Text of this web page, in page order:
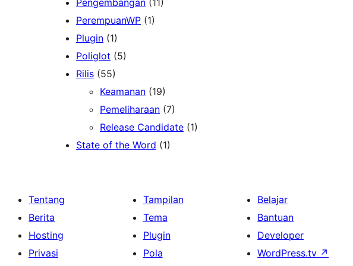
PerempuanWP (1)
Plugin (1)
Poliglot (5)
Rilis (55)
Keamanan (19)
Pemeliharaan (7)
Release Candidate (1)
State of the Word (1)
Tentang
Berita
Hosting
Privasi
Tampilan
Tema
Plugin
Pola
Belajar
Bantuan
Developer
WordPress.tv ↗